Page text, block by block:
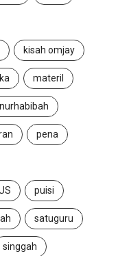
kisah omjay
materil
nurhabibah
pena
puisi
satuguru
singgah